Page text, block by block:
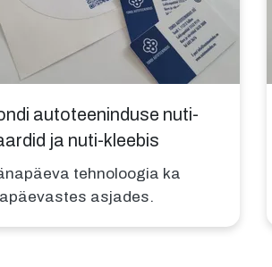
autoteeninduse nuti-
ja nuti-kleebis
tehnoloogia ka
asjades.